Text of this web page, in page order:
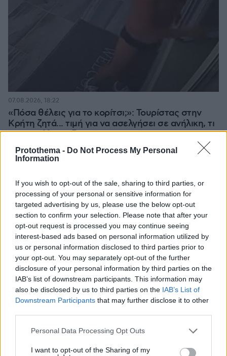
Protothema - Do Not Process My Personal
Information
If you wish to opt-out of the sale, sharing to third parties, or
processing of your personal or sensitive information for
targeted advertising by us, please use the below opt-out
section to confirm your selection. Please note that after your
opt-out request is processed you may continue seeing
interest-based ads based on personal information utilized by
us or personal information disclosed to third parties prior to
your opt-out. You may separately opt-out of the further
disclosure of your personal information by third parties on the
IAB’s list of downstream participants. This information may
also be disclosed by us to third parties on the IAB’s List of
Downstream Participants that may further disclose it to other
Please note that this website/app uses one or more Google
not limited to your visit or usage behaviour. You may click to
Personal Data Processing Opt Outs
I want to opt-out of the Sharing of my
«Πόσα θέλεις για το κορίτσι;»: Τουρίστας στην
Κρήτη ζητά... τιμή για να ασελγήσει σε ανήλικη, τι
καταγγέλλει ο ιδιοκτήτης επιχείρησης
07.08.2026, 18:22